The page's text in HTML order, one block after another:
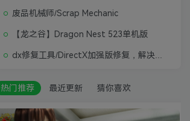
废品机械师/Scrap Mechanic
【龙之谷】Dragon Nest 523单机版
热门推荐 最近更新 猜你喜欢